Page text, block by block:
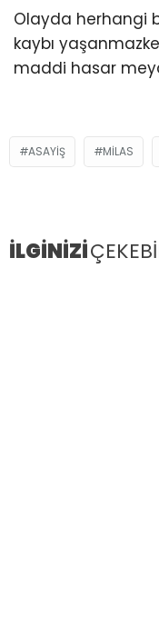
Olayda herhangi
kaybı
maddi hasar
ASAYIŞ MILAS
İLGİNİZİ